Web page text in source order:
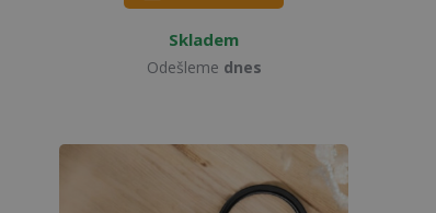
Skladem
Odešleme dnes